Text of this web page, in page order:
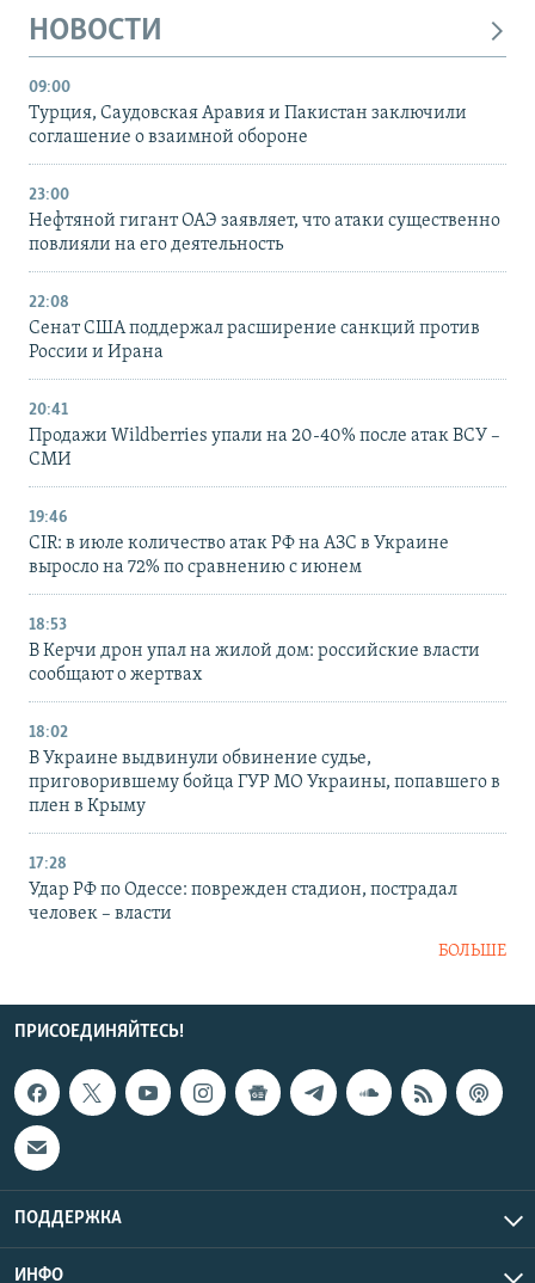
НОВОСТИ
09:00
Турция, Саудовская Аравия и Пакистан заключили
соглашение о взаимной обороне
23:00
Нефтяной гигант ОАЭ заявляет, что атаки существенно
повлияли на его деятельность
22:08
Сенат США поддержал расширение санкций против
России и Ирана
20:41
Продажи Wildberries упали на 20-40% после атак ВСУ –
СМИ
19:46
CIR: в июле количество атак РФ на АЗС в Украине
выросло на 72% по сравнению с июнем
18:53
В Керчи дрон упал на жилой дом: российские власти
сообщают о жертвах
18:02
В Украине выдвинули обвинение судье,
приговорившему бойца ГУР МО Украины, попавшего в
плен в Крыму
17:28
Удар РФ по Одессе: поврежден стадион, пострадал
человек – власти
БОЛЬШЕ
ПРИСОЕДИНЯЙТЕСЬ!
ПОДДЕРЖКА
ИНФО